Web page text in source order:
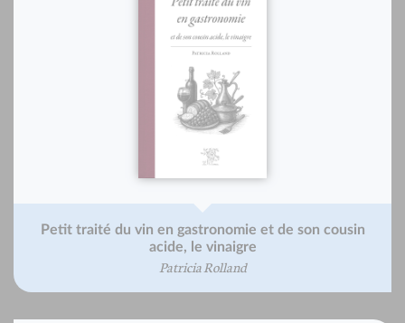
Petit traité du vin en gastronomie et de son cousin
acide, le vinaigre
Patricia Rolland